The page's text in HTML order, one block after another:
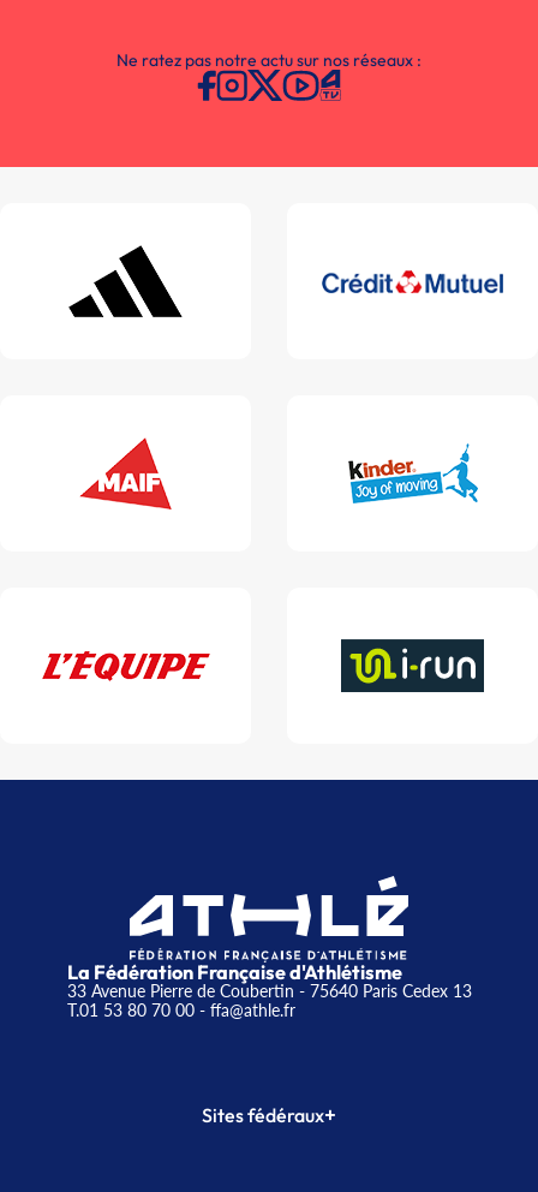
Ne ratez pas notre actu sur nos réseaux :
La Fédération Française d'Athlétisme
33 Avenue Pierre de Coubertin - 75640 Paris Cedex 13
T.01 53 80 70 00- ffa@athle.fr
Sites fédéraux+